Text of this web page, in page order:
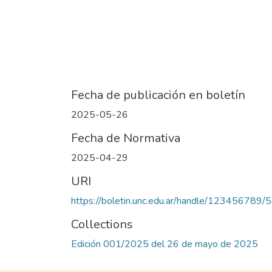
Fecha de publicación en boletín
2025-05-26
Fecha de Normativa
2025-04-29
URI
https://boletin.unc.edu.ar/handle/123456789/
Collections
Edición 001/2025 del 26 de mayo de 2025